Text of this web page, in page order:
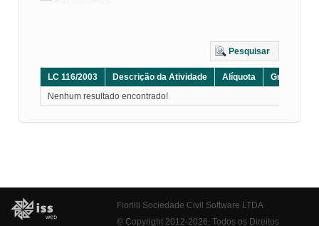
Pesquisar
LC 116/2003 Descrição da Atividade Alíquota Grupo
Nenhum resultado encontrado!
Fiorilli Sociedade Civil Software LTDA
© Copyright 2012-2026. Todos os Direitos